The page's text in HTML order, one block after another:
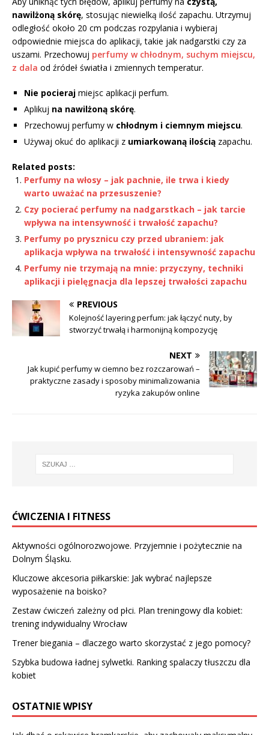
nawilżoną skórę, stosując niewielką ilość zapachu. Utrzymuj
odległość około 20 cm podczas rozpylania i wybieraj
odpowiednie miejsca do aplikacji, takie jak nadgarstki czy za
uszami. Przechowuj perfumy w chłodnym, suchym miejscu,
z dala od źródeł światła i zmiennych temperatur.
Nie pocieraj miejsc aplikacji perfum.
Aplikuj na nawilżoną skórę.
Przechowuj perfumy w chłodnym i ciemnym miejscu.
Używaj okuć do aplikacji z umiarkowaną ilością zapachu.
Related posts:
Perfumy na włosy – jak pachnie, ile trwa i kiedy
warto uważać na przesuszenie?
Czy pocierać perfumy na nadgarstkach – jak tarcie
wpływa na intensywność i trwałość zapachu?
Perfumy po prysznicu czy przed ubraniem: jak
aplikacja wpływa na trwałość i intensywność zapachu
Perfumy nie trzymają na mnie: przyczyny, techniki
aplikacji i pielęgnacja dla lepszej trwałości zapachu
PREVIOUS
Kolejność layering perfum: jak łączyć nuty, by
stworzyć trwałą i harmonijną kompozycję
NEXT
Jak kupić perfumy w ciemno bez rozczarowań –
praktyczne zasady i sposoby minimalizowania
ryzyka zakupów online
ĆWICZENIA I FITNESS
Aktywności ogólnorozwojowe. Przyjemnie i pożytecznie na
Dolnym Śląsku.
Kluczowe akcesoria piłkarskie: Jak wybrać najlepsze
wyposażenie na boisko?
Zestaw ćwiczeń zależny od płci. Plan treningowy dla kobiet:
trening indywidualny Wrocław
Trener biegania – dlaczego warto skorzystać z jego pomocy?
Szybka budowa ładnej sylwetki. Ranking spalaczy tłuszczu dla
kobiet
OSTATNIE WPISY